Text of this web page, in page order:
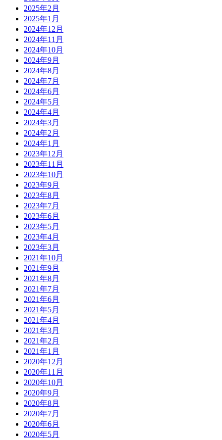
2025年2月
2025年1月
2024年12月
2024年11月
2024年10月
2024年9月
2024年8月
2024年7月
2024年6月
2024年5月
2024年4月
2024年3月
2024年2月
2024年1月
2023年12月
2023年11月
2023年10月
2023年9月
2023年8月
2023年7月
2023年6月
2023年5月
2023年4月
2023年3月
2021年10月
2021年9月
2021年8月
2021年7月
2021年6月
2021年5月
2021年4月
2021年3月
2021年2月
2021年1月
2020年12月
2020年11月
2020年10月
2020年9月
2020年8月
2020年7月
2020年6月
2020年5月